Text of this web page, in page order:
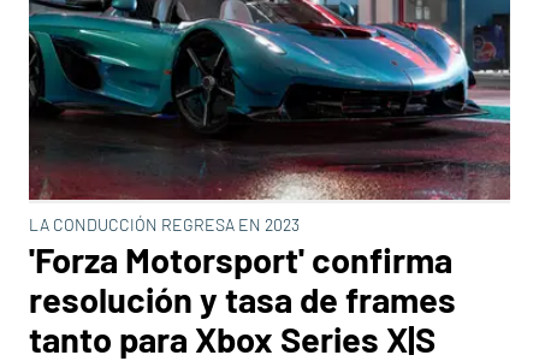
LA CONDUCCIÓN REGRESA EN 2023
'Forza Motorsport' confirma
resolución y tasa de frames
tanto para Xbox Series X|S